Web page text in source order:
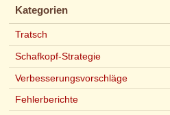
Kategorien
Tratsch
Schafkopf-Strategie
Verbesserungsvorschläge
Fehlerberichte